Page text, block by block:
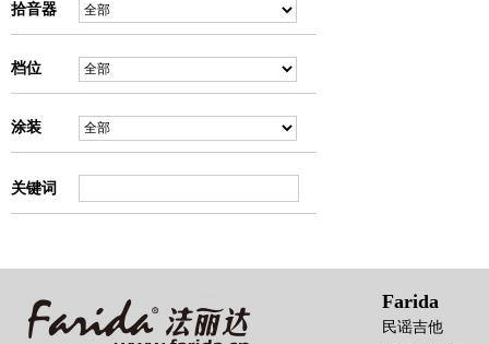
拾音器
档位
涂装
关键词
Farida
民谣吉他